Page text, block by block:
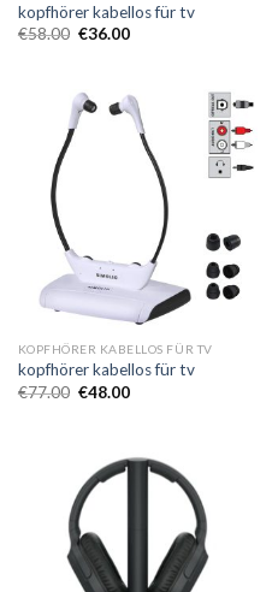
kopfhörer kabellos für tv
€58.00 €36.00
KOPFHÖRER KABELLOS FÜR TV
kopfhörer kabellos für tv
€77.00 €48.00